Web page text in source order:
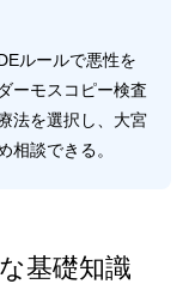
ルールで悪性を
ーモスコピー検査
法を選択し、大宮
相談できる。
基礎知識